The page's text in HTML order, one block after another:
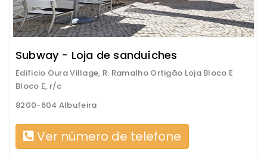
Subway - Loja de sanduíches
Edificio Oura Village, R. Ramalho Ortigão Loja Bloco E
Bloco E, r/c
8200-604 Albufeira
Ver número de telefone